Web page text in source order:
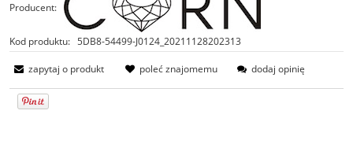
Producent:
Kod produktu: 5DB8-54499-J0124_20211128202313
zapytaj o produkt poleć znajomemu dodaj opinię